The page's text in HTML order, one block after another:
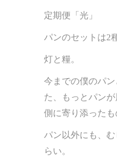
定期便「光」
パンのセットは2
灯と糧。
今までの僕のパ
た、もっとパン
側に寄り添ったも
パン以外にも、
らい。